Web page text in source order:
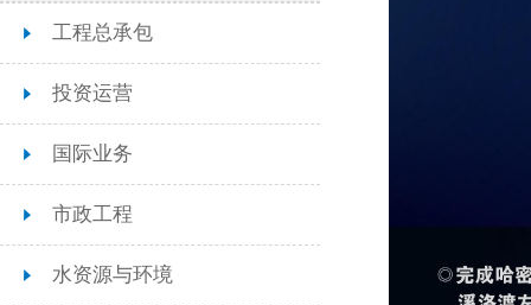
工程总承包
投资运营
国际业务
市政工程
水资源与环境